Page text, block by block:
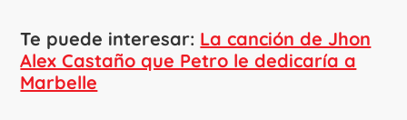
Te puede interesar: La canción de Jhon
Alex Castaño que Petro le dedicaría a
Marbelle